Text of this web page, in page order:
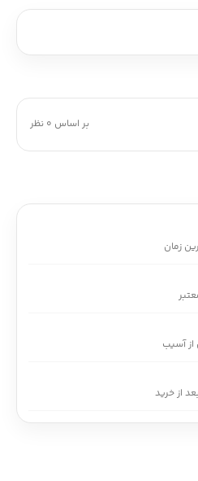
بر اساس 0 نظر
زمان
از آسیب
از خرید